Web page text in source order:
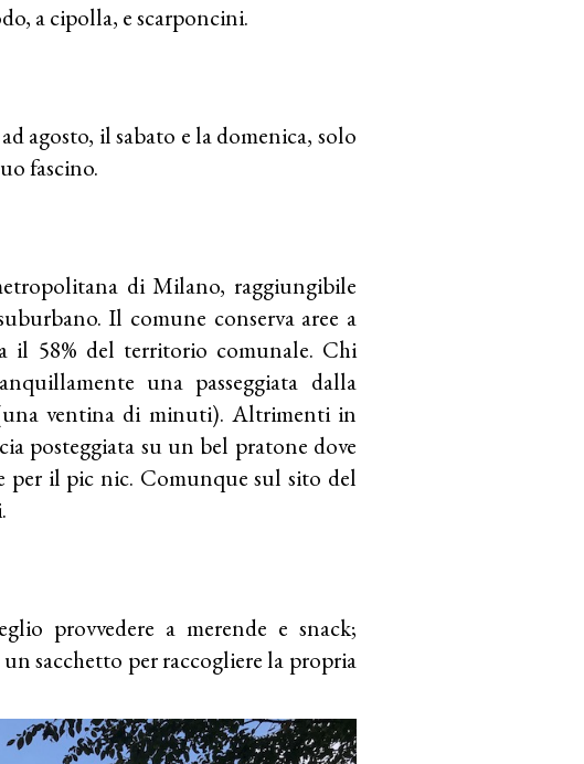
a cipolla, e scarponcini.
agosto, il sabato e la domenica, solo
fascino.
di Milano, raggiungibile
Il comune conserva aree a
il 58% del territorio comunale. Chi
una passeggiata dalla
ventina di minuti). Altrimenti in
posteggiata su un bel pratone dove
per il pic nic. Comunque sul sito del
provvedere a merende e snack;
sacchetto per raccogliere la propria